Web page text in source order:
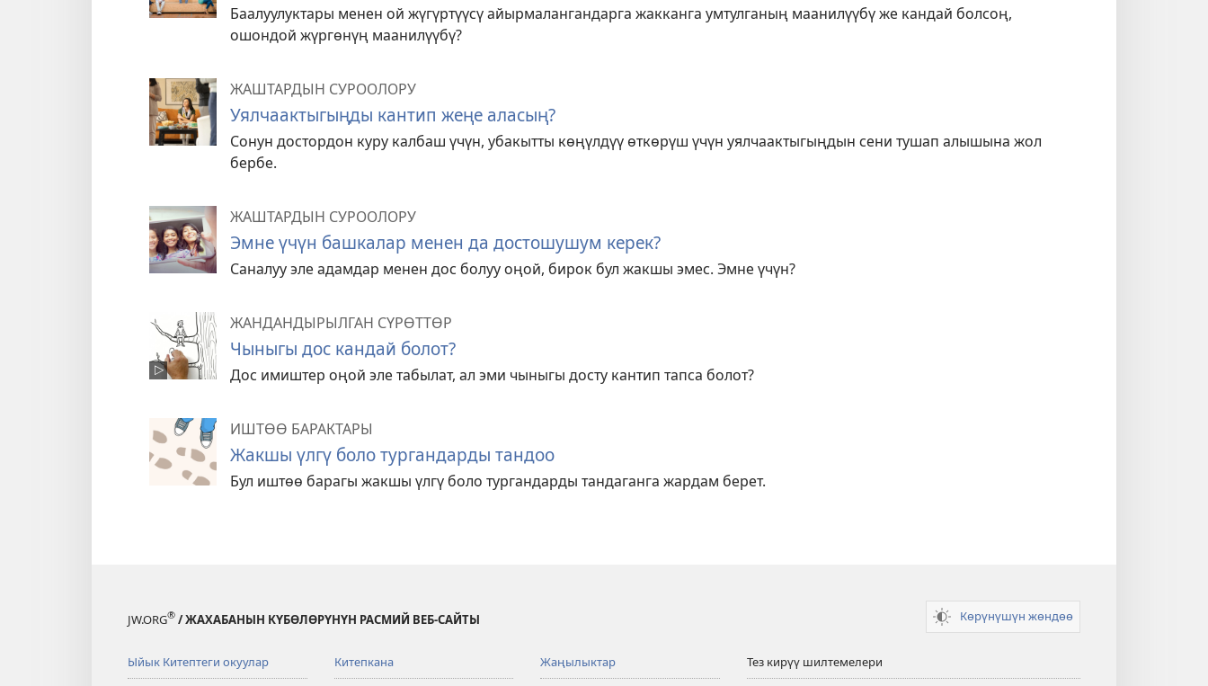
Баалуулуктары менен ой жүгүртүүсү айырмалангандарга жакканга умтулганың маанилүүбү же кандай болсоң,
ошондой жүргөнүң маанилүүбү?
ЖАШТАРДЫН СУРООЛОРУ
Уялчаактыгыңды кантип жеңе аласың?
Сонун достордон куру калбаш үчүн, убакытты көңүлдүү өткөрүш үчүн уялчаактыгыңдын сени тушап алышына жол
бербе.
ЖАШТАРДЫН СУРООЛОРУ
Эмне үчүн башкалар менен да достошушум керек?
Саналуу эле адамдар менен дос болуу оңой, бирок бул жакшы эмес. Эмне үчүн?
ЖАНДАНДЫРЫЛГАН СҮРӨТТӨР
Чыныгы дос кандай болот?
Дос имиштер оңой эле табылат, ал эми чыныгы досту кантип тапса болот?
ИШТӨӨ БАРАКТАРЫ
Жакшы үлгү боло тургандарды тандоо
Бул иштөө барагы жакшы үлгү боло тургандарды тандаганга жардам берет.
JW.ORG® / ЖАХАБАНЫН КҮБӨЛӨРҮНҮН РАСМИЙ ВЕБ-САЙТЫ Көрүнүшүн жөндөө
Ыйык Китептеги окуулар Китепкана Жаңылыктар Тез кирүү шилтемелери